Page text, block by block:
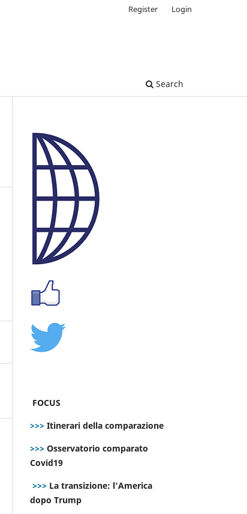
Search
Register Login
FOCUS
>>> Itinerari della comparazione
>>> Osservatorio comparato
Covid19
>>> La transizione: l’America
dopo Trump